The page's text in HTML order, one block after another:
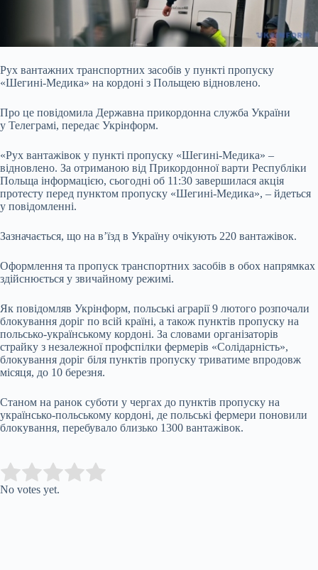
Рух вантажних транспортних засобів у пункті пропуску
«Шегині-Медика» на кордоні з Польщею відновлено.
Про це повідомила Державна прикордонна служба України
у Телеграмі, передає Укрінформ.
«Рух вантажівок у пункті пропуску «Шегині-Медика» –
відновлено. За отриманою від Прикордонної варти Республіки
Польща інформацією, сьогодні об 11:30 завершилася акція
протесту перед пунктом пропуску «Шегині-Медика», – йдеться
у повідомленні.
Зазначається, що на вʼїзд в Україну очікують 220 вантажівок.
Оформлення та пропуск транспортних засобів в обох напрямках
здійснюється у звичайному режимі.
Як повідомляв Укрінформ, польські аграрії 9 лютого розпочали
блокування доріг по всій країні, а також пунктів пропуску на
польсько-українському кордоні. За словами організаторів
страйку з незалежної профспілки фермерів «Солідарність»,
блокування доріг біля пунктів пропуску триватиме впродовж
місяця, до 10 березня.
Станом на ранок суботи у чергах до пунктів пропуску на
українсько-польському кордоні, де польські фермери поновили
блокування, перебувало близько 1300 вантажівок.
Rate this item:
No votes yet.